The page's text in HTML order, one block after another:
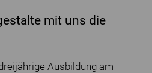
mit uns die
Ausbildung am